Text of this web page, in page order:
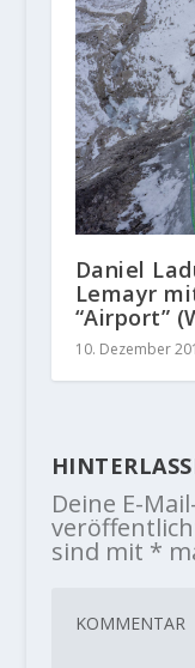
Daniel
Lemayr
“Airport”
10. Dezember
Deine E-
sind mit *